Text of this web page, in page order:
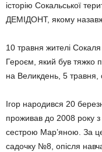
історію Сокальської
ДЕМІДОНТ, якому
10 травня жителі
Геро­єм, який був тяжко
на Ве­ликдень, 5 травня,
Ігор народився 20
проживав до 2008 року
сестрою Мар’яною. За
садочку №8, опісля